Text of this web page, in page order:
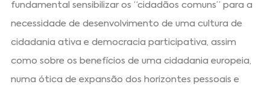
fundamental sensibilizar os “cidadãos comuns” para a
necessidade de desenvolvimento de uma cultura de
cidadania ativa e democracia participativa, assim
como sobre os benefícios de uma cidadania europeia,
numa ótica de expansão dos horizontes pessoais e